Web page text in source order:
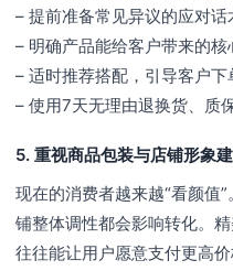
– 提前准备常见异议的应对话
– 明确产品能给客户带来的核
– 适时推荐搭配，引导客户下
– 使用7天无理由退换货、质
5. 重视商品包装与店铺形象
现在的消费者越来越“看颜值
铺整体调性都会影响转化。
往往能让用户愿意支付更高价